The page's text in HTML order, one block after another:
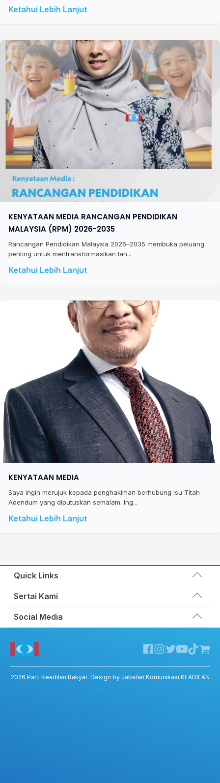
Ketahui Lebih Lanjut
KENYATAAN MEDIA RANCANGAN PENDIDIKAN
MALAYSIA (RPM) 2026-2035
Rancangan Pendidikan Malaysia 2026–2035 membuka peluang
penting untuk mentransformasikan lan...
Ketahui Lebih Lanjut
KENYATAAN MEDIA
Saya ingin merujuk kepada penghakiman berhubung isu Titah
Adendum yang diputuskan semalam. Ing...
Ketahui Lebih Lanjut
Quick Links
Wakil Rakyat
Hubungi Kami
Sumbangan
Sertai Kami
Portal Anggota KEADILAN
Social Media
Twitter KEADILAN
Channel Telegram KEADILAN
Kedai KEADILAN
ADIL – Privacy Policy
2026 Parti Keadilan Rakyat. Design by Jabatan Komunikasi KEADILAN